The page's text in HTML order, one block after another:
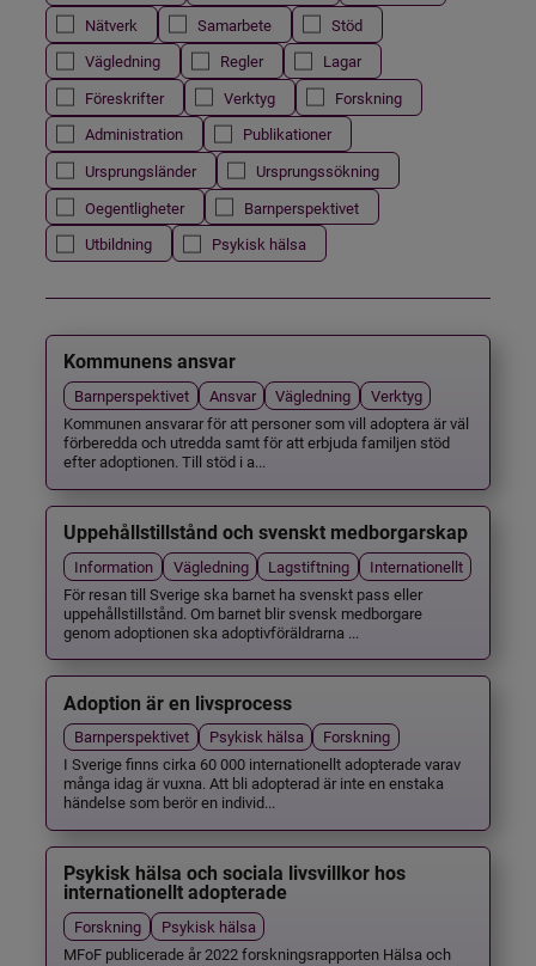
Nätverk
Samarbete
Stöd
Vägledning
Regler
Lagar
Föreskrifter
Verktyg
Forskning
Administration
Publikationer
Ursprungsländer
Ursprungssökning
Oegentligheter
Barnperspektivet
Utbildning
Psykisk hälsa
Kommunens ansvar
Barnperspektivet Ansvar Vägledning
Verktyg
Kommunen ansvarar för att personer som vill adoptera är väl
förberedda och utredda samt för att erbjuda familjen stöd
efter adoptionen. Till stöd i a...
Uppehållstillstånd och svenskt medborgarskap
Information Vägledning Lagstiftning
Internationellt
För resan till Sverige ska barnet ha svenskt pass eller
uppehållstillstånd. Om barnet blir svensk medborgare
genom adoptionen ska adoptivföräldrarna ...
Adoption är en livsprocess
Barnperspektivet Psykisk hälsa
Forskning
I Sverige finns cirka 60 000 internationellt adopterade varav
många idag är vuxna. Att bli adopterad är inte en enstaka
händelse som berör en individ...
Psykisk hälsa och sociala livsvillkor hos
internationellt adopterade
Forskning
Psykisk hälsa
MFoF publicerade år 2022 forskningsrapporten Hälsa och